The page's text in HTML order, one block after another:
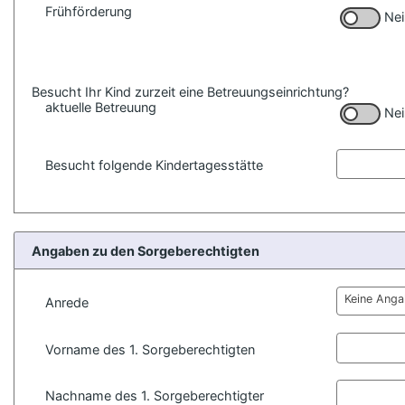
Frühförderung
Besucht Ihr Kind zurzeit eine Betreuungseinrichtung?
aktuelle Betreuung
Besucht folgende Kindertagesstätte
Angaben zu den Sorgeberechtigten
Anrede Keine
Vorname des 1. Sorgeberechtigten
Nachname des 1. Sorgeberechtigter